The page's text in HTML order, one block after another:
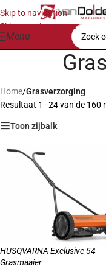
Skip to navigation
Skip to main content
Menu
Home/Grasverzorging
Resultaat 1–24 van de 160
Toon zijbalk
HUSQVARNA Exclusive 54
Grasmaaier